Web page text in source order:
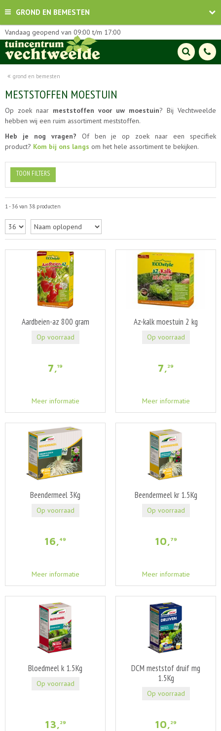
GROND EN BEMESTEN
grond en bemesten
Vandaag geopend van 09:00 t/m 17:00
MESTSTOFFEN MOESTUIN
Op zoek naar meststoffen voor uw moestuin? Bij Vechtweelde
hebben wij een ruim assortiment meststoffen.
Heb je nog vragen? Of ben je op zoek naar een specifiek
product? Kom bij ons langs om het hele assortiment te bekijken.
TOON FILTERS
1 - 36 van 38 producten
Aardbeien-az 800 gram
7,19
Meer informatie
Op voorraad
Az-kalk moestuin 2 kg
7,29
Meer informatie
Op voorraad
Beendermeel 3Kg
16,49
Meer informatie
Op voorraad
Beendermeel kr 1.5Kg
10,79
Meer informatie
Op voorraad
Bloedmeel k 1.5Kg
13,29
Op voorraad
DCM meststof druif mg
1.5Kg
10,29
Op voorraad